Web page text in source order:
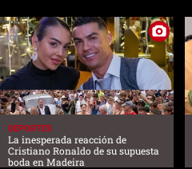
DEPORTES
La inesperada reacción de
Cristiano Ronaldo de su supuesta
boda en Madeira